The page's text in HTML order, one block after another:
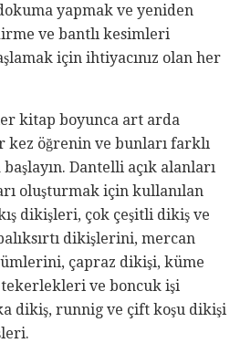
yapmak ve yeniden
ve bantlı kesimleri
için ihtiyacınız olan her
kitap boyunca art arda
öğrenin ve bunları farklı
Dantelli açık alanları
oluşturmak için kullanılan
dikişleri, çok çeşitli dikiş ve
dikişlerini, mercan
çapraz dikişi, küme
ve boncuk işi
dikiş, runnig ve çift koşu dikişi